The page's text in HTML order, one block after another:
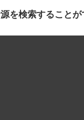
を検索することが